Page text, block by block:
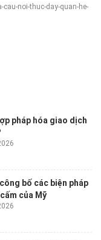
noi-thuc-day-quan-he-
pháp hóa giao dịch
bố các biện pháp
của Mỹ